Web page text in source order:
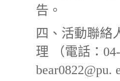
告。
四、活動聯絡
理 （電話：
bear0822@pu.